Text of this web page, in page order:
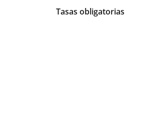
Tarifas e información urgente
Tasas obligatorias